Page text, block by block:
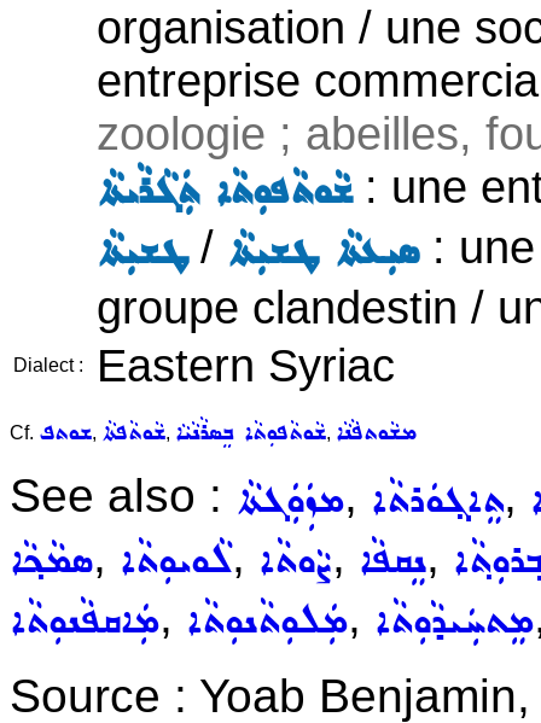
organisation / une
entreprise
zoologie ; abeilles,
ܫܵܘܬܵܦܘܼܬܵܐ ܬܲܓܵܪܵܝܬܵܐ: une
ܛܫܝܼܬܵܐ/ ܣܝܼܥܬܵܐ ܛܫܝܼܬܵܐ: une
groupe clandestin /
Dialect : Eastern Syriac
Cf. ܫܘܬܦ, ܫܵܘܬܵܦܬܵܐ, ܫܵܘܬܵܦܘܼܬܵܐ ܒܸܣܪܵܢܵܝܵܐ, ܡܫܵܘܬܦܵܢܵܐ
See also : ܡܙܲܘܲܓܬܵܐ, ܬܸܐܓ݂ܘܿܪܬܵܐ,
ܣܡܵܟ݂ܵܐ, ܠܵܘܝܘܼܬܵܐ, ܨܵܘܬܵܐ, ܢܸܩܦܵܐ,
ܡܲܐܩܦܵܢܘܼܬܵܐ, ܡܲܠܘܼܬܵܢܘܼܬܵܐ, ܡܸܬܚܲܝܕܵܘܼܬܵܐ
Source : Yoab